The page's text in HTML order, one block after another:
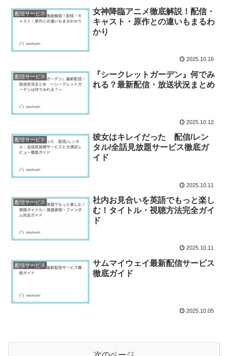
配信サービス
女神降臨アニメ徹底解説！配信・
キャスト・原作との違いもまるわ
かり
2025.10.16
配信サービス
『シークレットガーデン』何でみ
れる？最新配信・放送状況まとめ
2025.10.12
配信サービス
彼女はキレイだった 配信/レン
タル/全話見放題サービス徹底ガ
イド
2025.10.11
配信サービス
社内お見合いを英語でもっと楽し
む！タイトル・視聴方法完全ガイ
ド
2025.10.11
配信サービス
サムマイウェイ最新配信サービス
徹底ガイド
2025.10.05